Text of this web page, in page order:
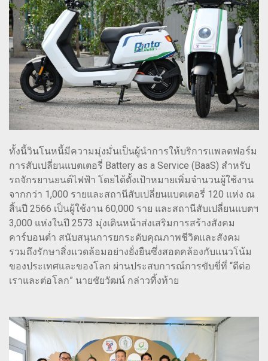
ทั้งนี้วินโนหนี้มีความมุ่งมั่นเป็นผู้นำการให้บริการแพลตฟอร์ม
การสับเปลี่ยนแบตเตอรี่ Battery as a Service (BaaS) สำหรับ
รถจักรยานยนต์ไฟฟ้า โดยได้ตั้งเป้าหมายเพิ่มจำนวนผู้ใช้งาน
จากกว่า 1,000 รายและสถานีสับเปลี่ยนแบตเตอรี่ 120 แห่ง ณ
สิ้นปี 2566 เป็นผู้ใช้งาน 60,000 ราย และสถานีสับเปลี่ยนแบตฯ
3,000 แห่งในปี 2573 มุ่งเดินหน้าส่งเสริมการสร้างสังคม
คาร์บอนต่ำ สนับสนุนการยกระดับคุณภาพชีวิตและสังคม
รวมถึงรักษาสิ่งแวดล้อมอย่างยั่งยืนซึ่งสอดคล้องกับแนวโน้ม
ของประเทศและของโลก ผ่านประสบการณ์การขับขี่ที่ “ดีต่อ
เราและต่อโลก” นายชัยวัฒน์ กล่าวทิ้งท้าย